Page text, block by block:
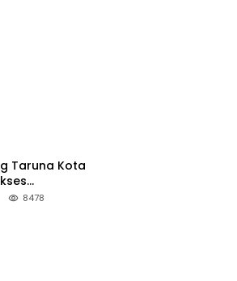
Taruna Kota
Acara Temu
8478